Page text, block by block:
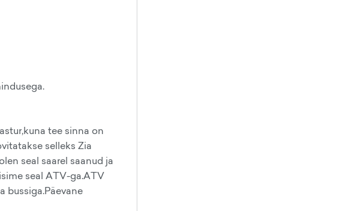
tee sinna on
selleks Zia
seal saarel saanud ja
seal ATV-ga.ATV
bussiga.Päevane